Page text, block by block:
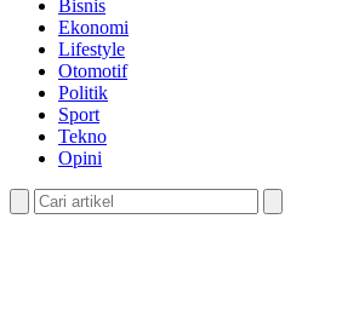
Bisnis
Ekonomi
Lifestyle
Otomotif
Politik
Sport
Tekno
Opini